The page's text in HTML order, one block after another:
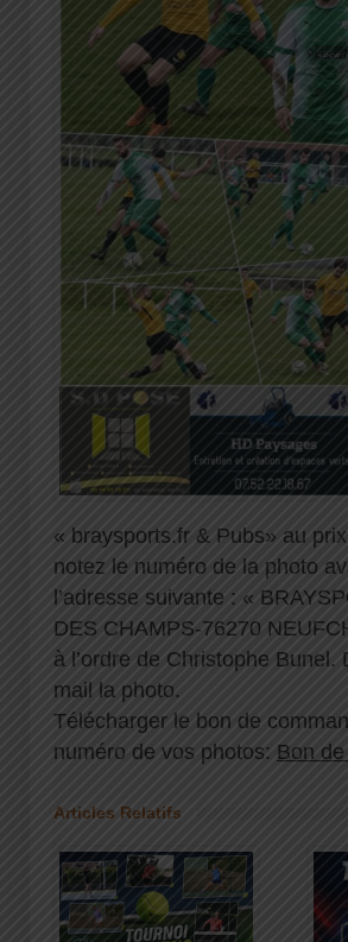
« braysports.fr & Pubs» au
notez le numéro de la photo
l’adresse suivante : «
DES CHAMPS-76270
à l’ordre de Christophe
mail la photo.
Télécharger le bon de
numéro de vos photos: Bon
Articles Relatifs